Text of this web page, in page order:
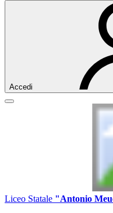
Accedi
Liceo Statale "Antonio